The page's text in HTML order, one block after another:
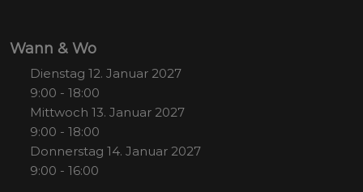
Wann & Wo
Dienstag 12. Januar 2027
9:00 - 18:00
Mittwoch 13. Januar 2027
9:00 - 18:00
Donnerstag 14. Januar 2027
9:00 - 16:00